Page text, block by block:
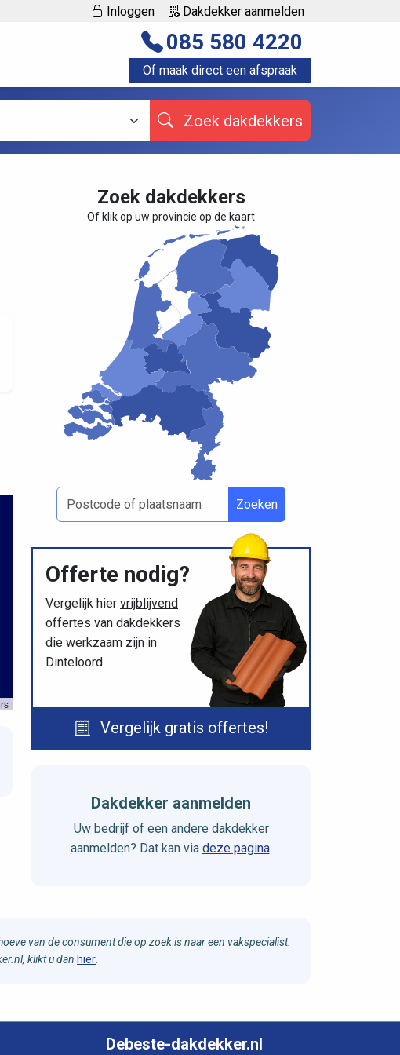
Inloggen Dakdekker aanmelden
085 580 4220
Of maak direct een afspraak
Zoek dakdekkers
Zoek dakdekkers
Of klik op uw provincie op de kaart
Zoeken
Offerte nodig?
Vergelijk hier vrijblijvend
offertes van dakdekkers
die werkzaam zijn in
Dinteloord
Vergelijk gratis offertes!
Dakdekker aanmelden
Uw bedrijf of een andere dakdekker
aanmelden? Dat kan via deze pagina.
van de consument die op zoek is naar een vakspecialist.
klikt u dan hier
Debeste-dakdekker.nl